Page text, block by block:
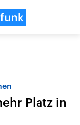
Platz in